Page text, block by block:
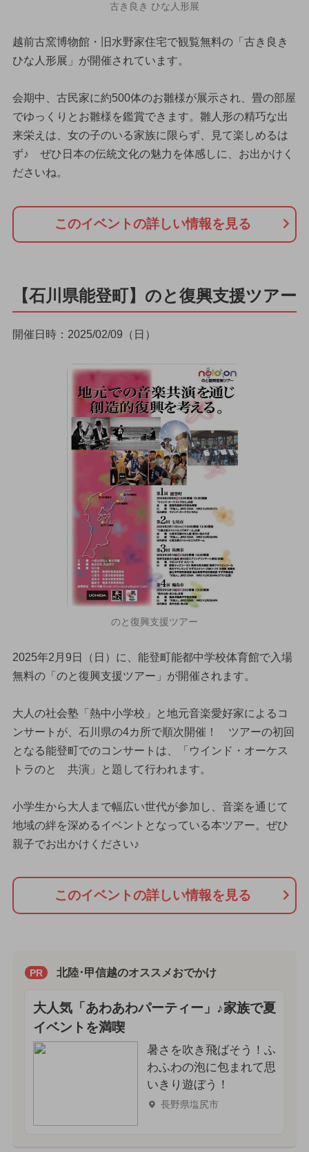
古き良き ひな人形展
越前古窯博物館・旧水野家住宅で観覧無料の「古き良き
ひな人形展」が開催されています。
会期中、古民家に約500体のお雛様が展示され、畳の部屋
でゆっくりとお雛様を鑑賞できます。雛人形の精巧な出
来栄えは、女の子のいる家族に限らず、見て楽しめるは
ず♪ ぜひ日本の伝統文化の魅力を体感しに、お出かけく
ださいね。
このイベントの詳しい情報を見る
【石川県能登町】のと復興支援ツアー
開催日時：2025/02/09（日）
のと復興支援ツアー
2025年2月9日（日）に、能登町能都中学校体育館で入場
無料の「のと復興支援ツアー」が開催されます。
大人の社会塾「熱中小学校」と地元音楽愛好家によるコ
ンサートが、石川県の4カ所で順次開催！ ツアーの初回
となる能登町でのコンサートは、「ウインド・オーケス
トラのと 共演」と題して行われます。
小学生から大人まで幅広い世代が参加し、音楽を通じて
地域の絆を深めるイベントとなっている本ツアー。ぜひ
親子でお出かけください♪
このイベントの詳しい情報を見る
PR 北陸･甲信越のオススメおでかけ
大人気「あわあわパーティー」♪家族で夏
イベントを満喫
暑さを吹き飛ばそう！ふ
わふわの泡に包まれて思
いきり遊ぼう！
長野県塩尻市